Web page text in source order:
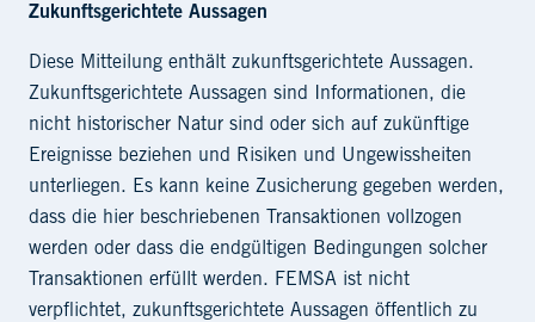
Zukunftsgerichtete Aussagen
Diese Mitteilung enthält zukunftsgerichtete Aussagen.
Zukunftsgerichtete Aussagen sind Informationen, die
nicht historischer Natur sind oder sich auf zukünftige
Ereignisse beziehen und Risiken und Ungewissheiten
unterliegen. Es kann keine Zusicherung gegeben werden,
dass die hier beschriebenen Transaktionen vollzogen
werden oder dass die endgültigen Bedingungen solcher
Transaktionen erfüllt werden. FEMSA ist nicht
verpflichtet, zukunftsgerichtete Aussagen öffentlich zu